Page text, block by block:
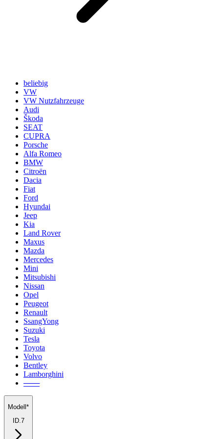
beliebig
VW
VW Nutzfahrzeuge
Audi
Škoda
SEAT
CUPRA
Porsche
Alfa Romeo
BMW
Citroën
Dacia
Fiat
Ford
Hyundai
Jeep
Kia
Land Rover
Maxus
Mazda
Mercedes
Mini
Mitsubishi
Nissan
Opel
Peugeot
Renault
SsangYong
Suzuki
Tesla
Toyota
Volvo
Bentley
Lamborghini
───
Modell*
ID.7